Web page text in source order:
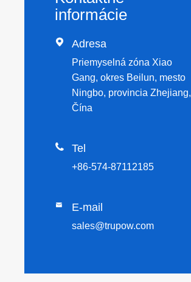
informácie
 Adresa
Priemyselná zóna Xiao
Gang, okres Beilun, mesto
Ningbo, provincia Zhejiang,
Čína
 Tel
+86-574-87112185
 E-mail
sales@trupow.com